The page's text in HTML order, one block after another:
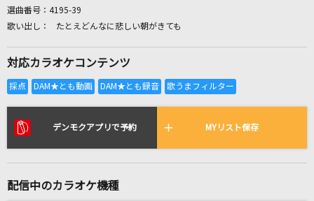
全国りれき
リアルタイムで歌われている曲の一覧
選曲番号： 4195-39
たとえどんなに悲しい朝がきても
対応カラオケコンテンツ
デンモクアプリで予約 MYリスト保存
配信中のカラオケ機種